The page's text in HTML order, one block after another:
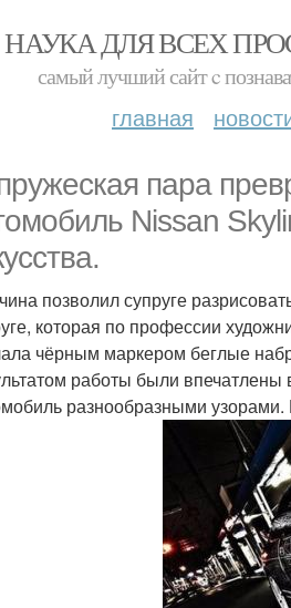
НАУКА ДЛЯ ВСЕХ
самый лучший сайт c
главная
пара
Nissan
позволил супруге
которая по профессии
чёрным маркером беглые
работы были
разнообразными